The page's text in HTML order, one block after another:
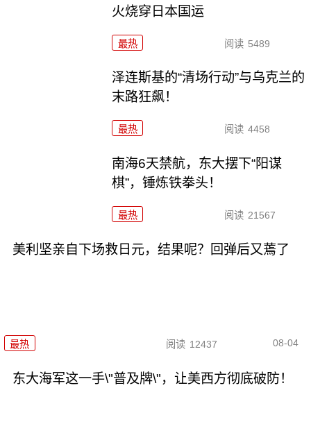
火烧穿日本国运
最热 阅读 5489
泽连斯基的“清场行动”与乌克兰的
末路狂飙！
最热 阅读 4458
南海6天禁航，东大摆下“阳谋
棋”，锤炼铁拳头！
最热 阅读 21567
美利坚亲自下场救日元，结果呢？回弹后又蔫了
最热 阅读 12437 08-04
东大海军这一手\"普及牌\"，让美西方彻底破防！